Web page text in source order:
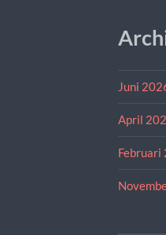
Juni
April
Februari